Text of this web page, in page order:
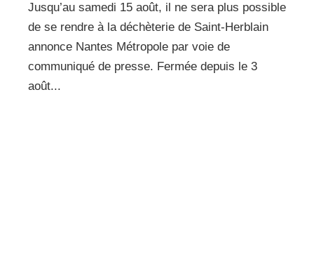
Jusqu’au samedi 15 août, il ne sera plus possible
de se rendre à la déchèterie de Saint-Herblain
annonce Nantes Métropole par voie de
communiqué de presse. Fermée depuis le 3
août...